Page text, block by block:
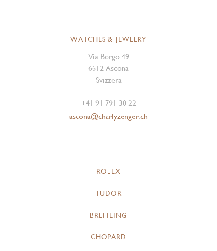
WATCHES & JEWELRY
Via Borgo 49
6612 Ascona
Svizzera
+41 91 791 30 22
ascona@charlyzenger.ch
ROLEX
TUDOR
BREITLING
CHOPARD